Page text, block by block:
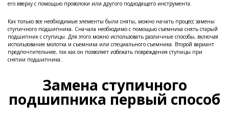
его вверху с помощью проволоки или другого подходящего инструмента.
Как только все необходимые элементы были сняты, можно начать процесс замены
ступичного подшипника. Сначала необходимо с помощью съемника снять старый
подшипник с ступицы. Для этого можно использовать различные способы, включая
использование молотка и съемника или специального съемника. Второй вариант
предпочтительнее, так как он позволяет избежать повреждения ступицы при
снятии подшипника.
Замена ступичного
подшипника первый способ